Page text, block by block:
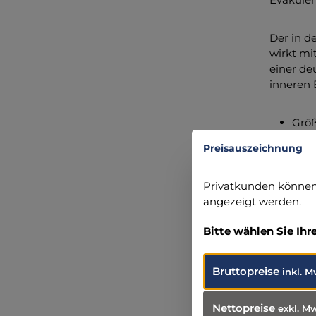
Der in
wirkt
einer
inneren
72172
+49
Preisauszeichnung
Privatkunden
angezeigt werden.
Bitte wählen Sie
Bruttopreise inkl.
Nettopreise exkl.